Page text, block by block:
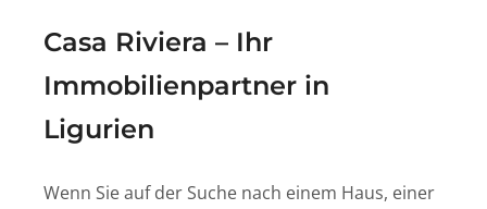
Casa Riviera – Ihr
Immobilienpartner in
Ligurien
Wenn Sie auf der Suche nach einem Haus, einer